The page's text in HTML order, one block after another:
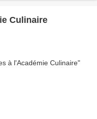
Culinaire